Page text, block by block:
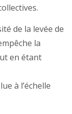
de la levée de
la
en étant
à l’échelle